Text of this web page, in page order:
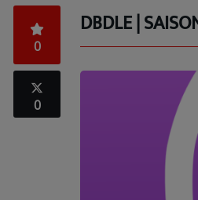
QUI SOMMES-NOUS ?
GRILLE DES PROGRAMMES
C'ÉTAIT QUOI CE TITRE ?
DBDLE |
0
0